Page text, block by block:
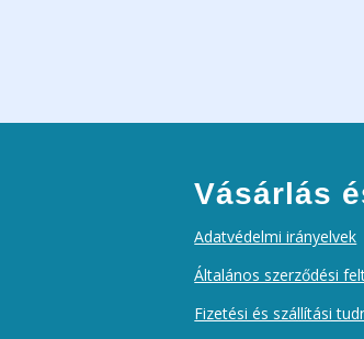
Vásárlás
Adatvédelmi irányelvek
Általános szerződési
Fizetési és szállítási